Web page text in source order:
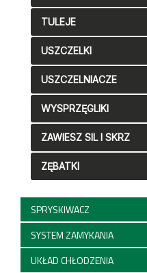
TULEJE
USZCZELKI
USZCZELNIACZE
WYSPRZĘGLIKI
ZAWIESZ SIL I SKRZ
ZĘBATKI
SPRYSKIWACZ
SYSTEM ZAMYKANIA
UKŁAD CHŁODZENIA